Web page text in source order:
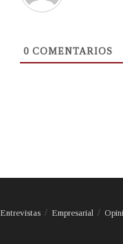
0 COMENTARIOS
Entrevistas Empresarial